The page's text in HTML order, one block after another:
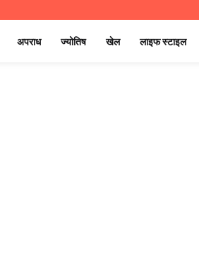
अपराध ज्योतिष खेल लाइफ स्टाइल